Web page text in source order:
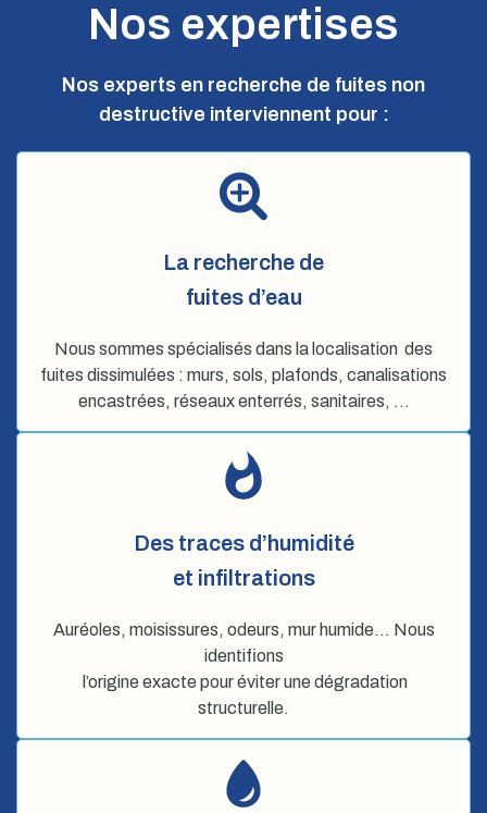
Nos expertises
Nos experts en recherche de fuites non
destructive interviennent pour :
La recherche de
fuites d’eau
Nous sommes spécialisés dans la localisation des
fuites dissimulées : murs, sols, plafonds, canalisations
encastrées, réseaux enterrés, sanitaires, …
Des traces d’humidité
et infiltrations
Auréoles, moisissures, odeurs, mur humide… Nous
identifions
l’origine exacte pour éviter une dégradation
structurelle.